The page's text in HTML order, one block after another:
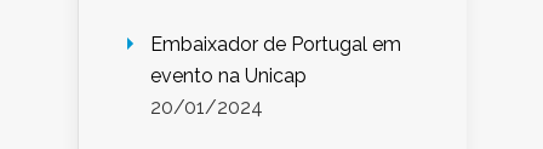
Embaixador de Portugal em
evento na Unicap
20/01/2024